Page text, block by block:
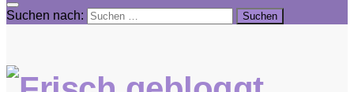
Suchen nach: